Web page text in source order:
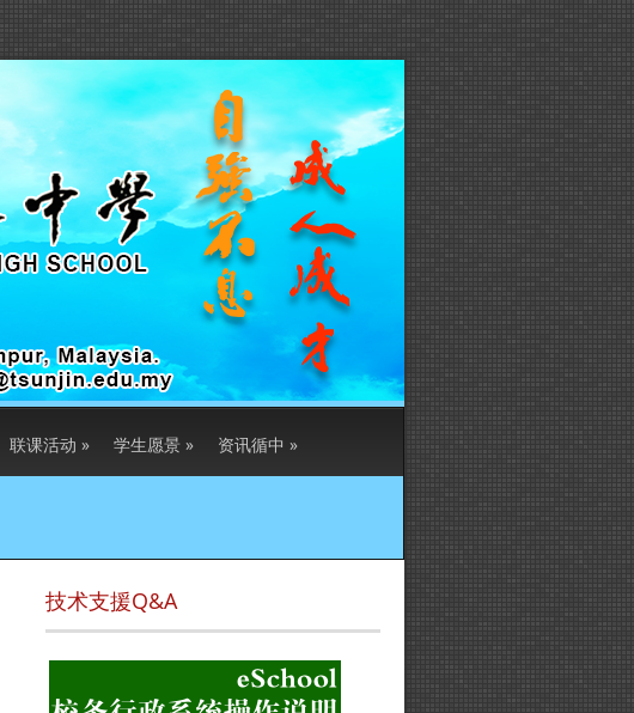
联课活动 » 学生愿景 » 资讯循中 »
技术支援Q&A